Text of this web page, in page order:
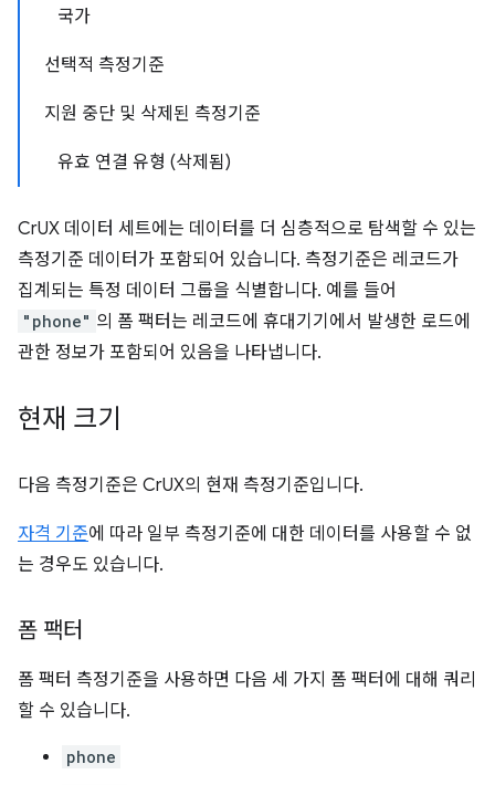
국가
선택적 측정기준
지원 중단 및 삭제된 측정기준
유효 연결 유형 (삭제됨)
CrUX 데이터 세트에는 데이터를 더 심층적으로 탐색할 수 있는
측정기준 데이터가 포함되어 있습니다. 측정기준은 레코드가
집계되는 특정 데이터 그룹을 식별합니다. 예를 들어
"phone" 의 폼 팩터는 레코드에 휴대기기에서 발생한 로드에
관한 정보가 포함되어 있음을 나타냅니다.
현재 크기
다음 측정기준은 CrUX의 현재 측정기준입니다.
자격 기준에 따라 일부 측정기준에 대한 데이터를 사용할 수 없
는 경우도 있습니다.
폼 팩터
폼 팩터 측정기준을 사용하면 다음 세 가지 폼 팩터에 대해 쿼리
할 수 있습니다.
phone